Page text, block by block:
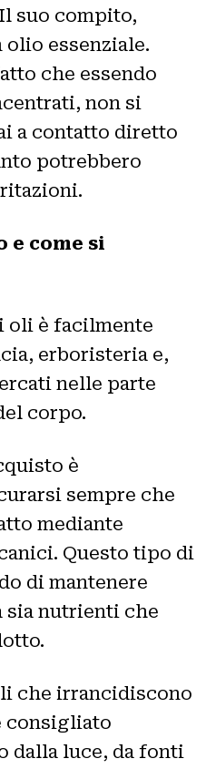
suo compito,
essenziale.
che essendo
non si
a contatto diretto
potrebbero
e come si
oli è facilmente
erboristeria e,
nelle parte
corpo.
è
sempre che
mediante
Questo tipo di
di mantenere
nutrienti che
che irrancidiscono
consigliato
dalla luce, da fonti